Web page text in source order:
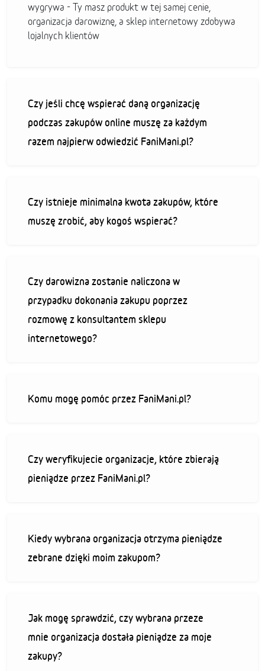
wygrywa - Ty masz produkt w tej samej cenie,
organizacja darowiznę, a sklep internetowy zdobywa
lojalnych klientów
Czy jeśli chcę wspierać daną organizację
podczas zakupów online muszę za każdym
razem najpierw odwiedzić FaniMani.pl?
Czy istnieje minimalna kwota zakupów, które
muszę zrobić, aby kogoś wspierać?
Czy darowizna zostanie naliczona w
przypadku dokonania zakupu poprzez
rozmowę z konsultantem sklepu
internetowego?
Komu mogę pomóc przez FaniMani.pl?
Czy weryfikujecie organizacje, które zbierają
pieniądze przez FaniMani.pl?
Kiedy wybrana organizacja otrzyma pieniądze
zebrane dzięki moim zakupom?
Jak mogę sprawdzić, czy wybrana przeze
mnie organizacja dostała pieniądze za moje
zakupy?